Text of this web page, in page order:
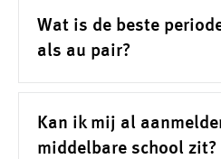
Wat is de beste
als au pair?
Kan ik mij al
middelbare school zit?